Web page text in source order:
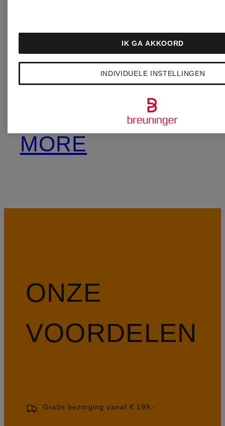
ITALY
MORE
MORE
ONZE
VOORDELEN
Gratis bezorging vanaf € 199,-
INDIVIDUELE INSTELLINGEN
IK GA AKKOORD